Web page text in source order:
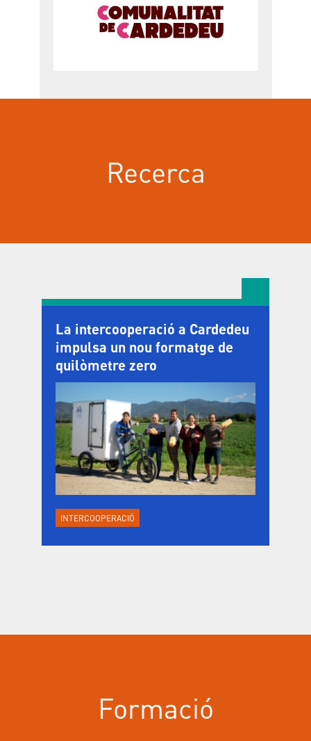
Versembrant
Maraki en bicicleta
Recerca
La intercooperació a Cardedeu
impulsa un nou formatge de
quilòmetre zero
INTERCOOPERACIÓ
Formació